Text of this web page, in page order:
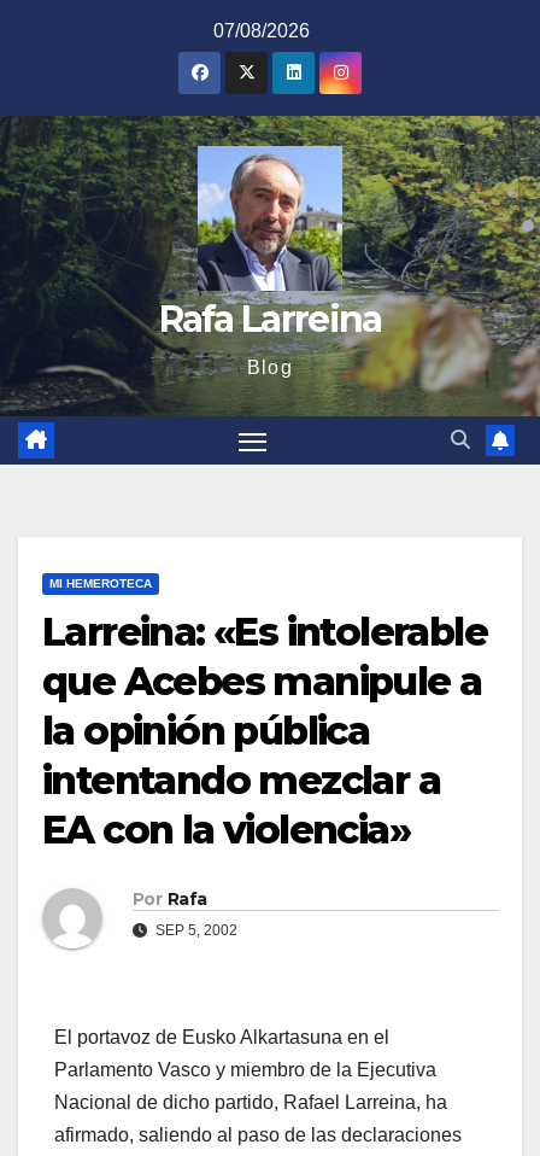
07/08/2026
Rafa Larreina
Blog
MI HEMEROTECA
Larreina: «Es intolerable
que Acebes manipule a
la opinión pública
intentando mezclar a
EA con la violencia»
Por Rafa
SEP 5, 2002
El portavoz de Eusko Alkartasuna en el
Parlamento Vasco y miembro de la Ejecutiva
Nacional de dicho partido, Rafael Larreina, ha
afirmado, saliendo al paso de las declaraciones